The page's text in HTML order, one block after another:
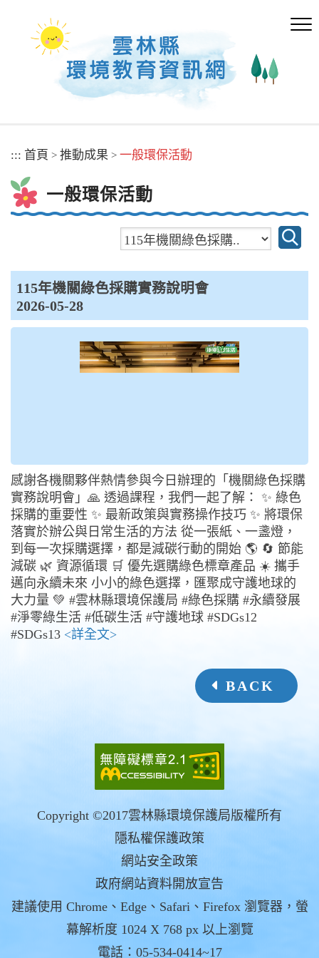
::: 首頁 > 推動成果 > 一般環保活動
一般環保活動
115年機關綠色採購實務說明會
2026-05-28
感謝各機關夥伴熱情參與今日辦理的「機關綠色採購
實務說明會」🙏 透過課程，我們一起了解： ✨ 綠色
採購的重要性 ✨ 最新政策與實務操作技巧 ✨ 將環保
落實於辦公與日常生活的方法 從一張紙、一盞燈，
到每一次採購選擇，都是減碳行動的開始 🌎 🔄 節能
減碳 🌿 資源循環 🛒 優先選購綠色標章產品 ☀️ 攜手
邁向永續未來 小小的綠色選擇，匯聚成守護地球的
大力量 💚 #雲林縣環境保護局 #綠色採購 #永續發展
#淨零綠生活 #低碳生活 #守護地球 #SDGs12
#SDGs13 <詳全文>
BACK
Copyright ©2017雲林縣環境保護局版權所有
隱私權保護政策
網站安全政策
政府網站資料開放宣告
建議使用 Chrome、Edge、Safari、Firefox 瀏覽器，螢
幕解析度 1024 X 768 px 以上瀏覽
電話：05-534-0414~17